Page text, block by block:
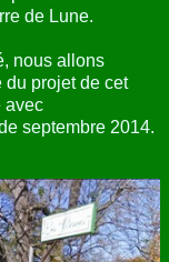
de Lune.
nous allons
du projet de cet
avec
septembre 2014.